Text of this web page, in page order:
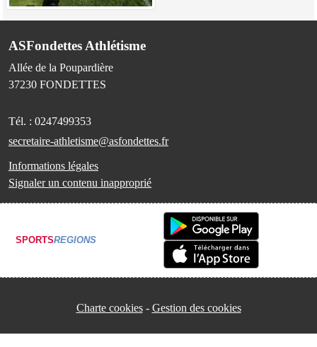
ASFondettes Athlétisme
Allée de la Poupardière
37230 FONDETTES
Tél. : 0247499353
secretaire-athletisme@asfondettes.fr
Informations légales
Signaler un contenu inapproprié
SPORTSREGIONS
Charte cookies Gestion des cookies